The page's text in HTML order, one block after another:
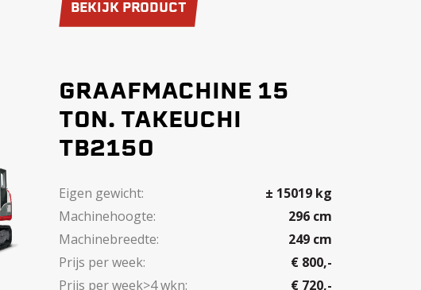
BEKIJK PRODUCT
GRAAFMACHINE 15
TON. TAKEUCHI
TB2150
Eigen gewicht:
± 15019 kg
Machinehoogte:
296 cm
Machinebreedte:
249 cm
Prijs per week:
€ 800,-
Prijs per week>4 wkn:
€ 720,-